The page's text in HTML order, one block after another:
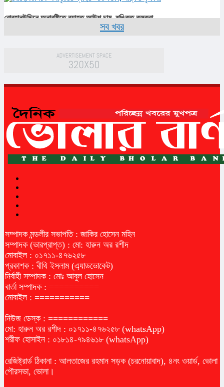
বোরহানউদ্দিনে অনাবৃষ্টিতে ব্যাহত আউশ চাষ, শঙ্কিত কৃষকরা
সব খবর
সম্পাদক মন্ডলীর সভাপতি : জাকির হোসেন মহিন
সম্পাদক (ভারপ্রাপ্ত) : মো: হারুন অর রশীদ
মোবাইল : ০১৭১১-৪৭৬২৫৮
প্রকাশক : বীথি ইসলাম (এ্যাডভোকেট)
নির্বাহী সম্পাদক : মোঃ আবুল হোসেন
বার্তা সম্পাদক : ==========
মোবাইল : ===========
নিউজ ডেস্ক : ============
মো: হারুন অর রশীদ : ০১৭১১-৪৭৬২৫৮ (whatsApp)
শরীফ হোসাইন : ০১৮১৪-৭৯৪৬১৮ (whatsApp)
রেজিষ্ট্রার্ড ঠিকানা : আলতাজের রহমান সড়ক (চরনোয়াবাদ), ৪নং ওয়ার্ড, ভোলা
পৌরসভা, ভোলা।